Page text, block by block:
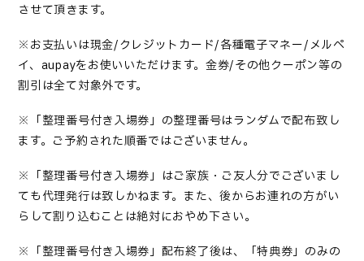
させて頂きます。
※お支払いは現金/クレジットカード/各種電子マネー/メルペ
イ、 aupayをお使いいただけます。金券/その他クーポン等の
割引は全て対象外です。
※「整理番号付き入場券」の整理番号はランダムで配布致し
ます。ご予約された順番ではございません。
※「整理番号付き入場券」はご家族・ご友人分でございまし
ても代理発行は致しかねます。また、後からお連れの方がい
らして割り込むことは絶対におやめ下さい。
※「整理番号付き入場券」配布終了後は、「特典券」のみの